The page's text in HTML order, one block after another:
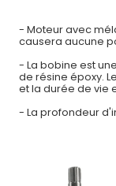
- Moteur avec
causera aucune
- La bobine est
de résine époxy.
et la durée de vie
- La profondeur